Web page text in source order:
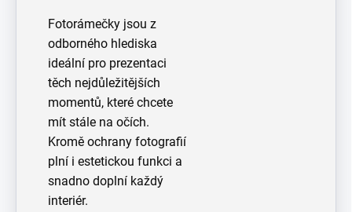
Fotorámečky jsou z
odborného hlediska
ideální pro prezentaci
těch nejdůležitějších
momentů, které chcete
mít stále na očích.
Kromě ochrany fotografií
plní i estetickou funkci a
snadno doplní každý
interiér.